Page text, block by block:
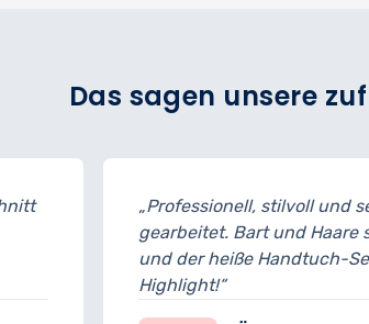
Das sagen unsere
und sehr sauber
sehen top aus –
Service war das
„Guter
Termin
Abzug.